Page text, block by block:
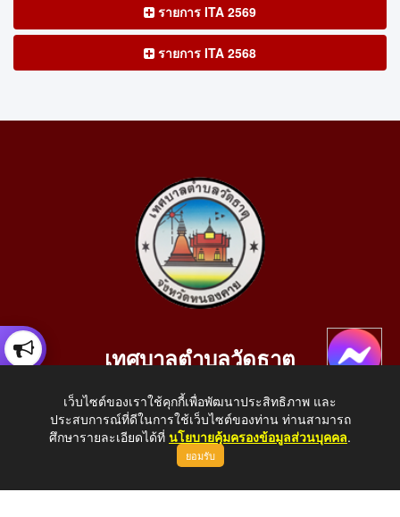
รายการ ITA 2569
รายการ ITA 2568
เทศบาลตำบลวัดธาตุ
อ.เมือง จ.หนองคาย 43000
โทรศัพท์: 042-414758 โทรสาร: 042-414759
E-Mail: saraban_05430110@dla.go.th
เว็บไซต์ของเราใช้คุกกี้เพื่อพัฒนาประสิทธิภาพ และ
ประสบการณ์ที่ดีในการใช้เว็บไซต์ของท่าน ท่านสามารถ
ศึกษารายละเอียดได้ที่ นโยบายคุ้มครองข้อมูลส่วนบุคคล.
ยอมรับ